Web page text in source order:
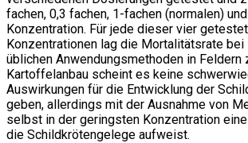
fachen, 0,3 fachen, 1-fachen (normalen)
Konzentration. Für jede dieser vier
Konzentrationen lag die Mortalitätsrate bei
üblichen Anwendungsmethoden in Feldern
Kartoffelanbau scheint es keine
Auswirkungen für die Entwicklung der
geben, allerdings mit der Ausnahme von
selbst in der geringsten Konzentration
die Schildkrötengelege aufweist.